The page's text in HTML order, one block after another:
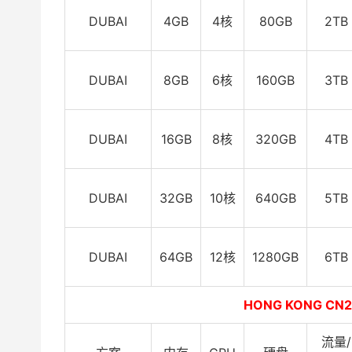
DUBAI 4GB 4核 80GB 2TB
DUBAI 8GB 6核 160GB 3TB
DUBAI 16GB 8核 320GB 4TB
DUBAI 32GB 10核 640GB 5TB
DUBAI 64GB 12核 1280GB 6TB
HONG KONG
流量/